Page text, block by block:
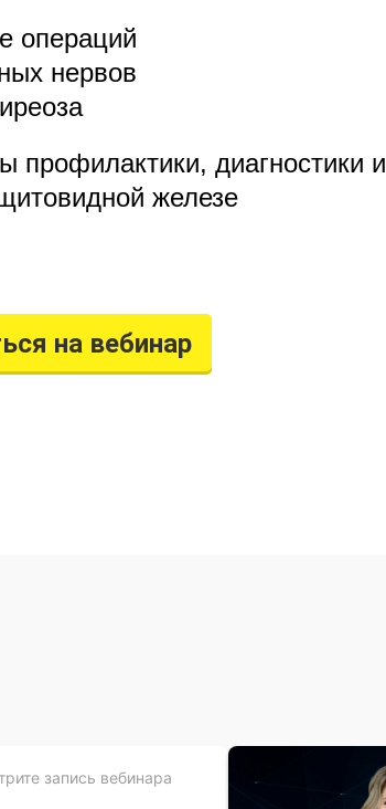
операций
нервов
профилактики, диагностики и
железе
на вебинар
запись вебинара